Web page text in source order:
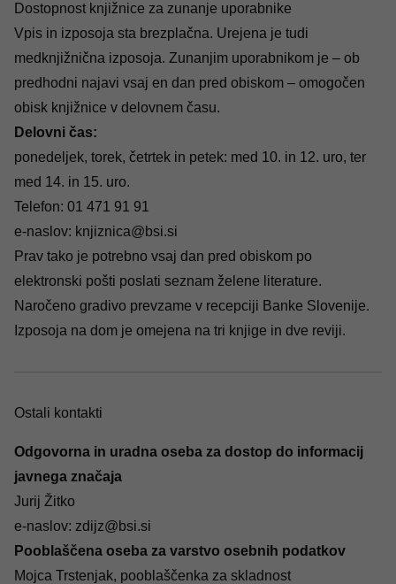
Dostopnost knjižnice za zunanje uporabnike
Vpis in izposoja sta brezplačna. Urejena je tudi
medknjižnična izposoja. Zunanjim uporabnikom je – ob
predhodni najavi vsaj en dan pred obiskom – omogočen
obisk knjižnice v delovnem času.
Delovni čas:
ponedeljek, torek, četrtek in petek: med 10. in 12. uro, ter
med 14. in 15. uro.
Telefon: 01 471 91 91
e-naslov: knjiznica@bsi.si
Prav tako je potrebno vsaj dan pred obiskom po
elektronski pošti poslati seznam želene literature.
Naročeno gradivo prevzame v recepciji Banke Slovenije.
Izposoja na dom je omejena na tri knjige in dve reviji.
Ostali kontakti
Odgovorna in uradna oseba za dostop do informacij
javnega značaja
Jurij Žitko
e-naslov: zdijz@bsi.si
Pooblaščena oseba za varstvo osebnih podatkov
Mojca Trstenjak, pooblaščenka za skladnost